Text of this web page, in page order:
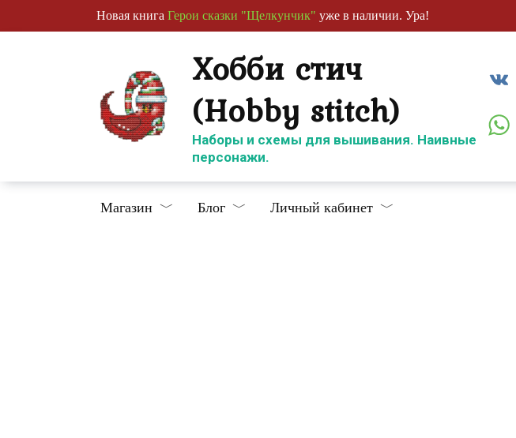
к
Новая книга Герои сказки "Щелкунчик" уже в наличии. Ура!
Хобби стич
(Hobby stitch)
Наборы и схемы для вышивания. Наивные
персонажи.
Магазин Блог Личный кабинет